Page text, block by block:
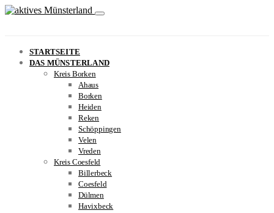
STARTSEITE
DAS MÜNSTERLAND
Kreis Borken
Ahaus
Borken
Heiden
Reken
Schöppingen
Velen
Vreden
Kreis Coesfeld
Billerbeck
Coesfeld
Dülmen
Havixbeck